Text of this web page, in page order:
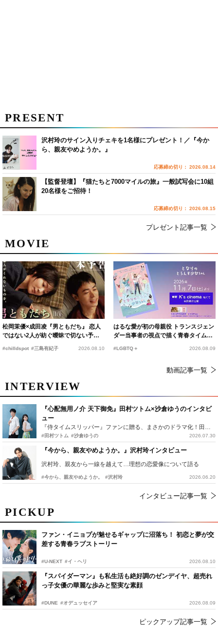
PICKUP
ファン・イニョプが魅せるギャップに沼落ち！ 初恋と夢が交
差する青春ラブストーリー
#U-NEXT #イ・ヘリ 2026.08.10
『スパイダーマン』も私生活も絶好調のゼンデイヤ、超売れ
っ子女優の華麗な歩みと堅実な素顔
#DUNE #オデュッセイア 2026.08.09
ピックアップ記事一覧
MOVIE
松岡茉優×成田凌『男ともだち』 恋人
ではない2人が紡ぐ曖昧で切ない予告
#chilldspot #三島有紀子 2026.08.10
はるな愛が初の母親役 トランスジェン
ダー当事者の視点で描く青春タイムス
#LGBTQ＋ 2026.08.09
動画記事一覧
INTERVIEW
『心配無用ノ介 天下御免』田村ツトム×沙倉ゆうのインタビ
ュー
『侍タイムスリッパー』ファンに贈る、まさかのドラマ化！田村ツトム×沙倉ゆうのが語る『心配無用ノ介』撮影秘話
#田村ツトム #沙倉ゆうの 2026.07.30
『今から、親友やめようか。』沢村玲インタビュー
沢村玲、親友から一線を越えて…理想の恋愛像について語る
#今から、親友やめようか。 #沢村玲 2026.06.20
インタビュー記事一覧
PRESENT
沢村玲のサイン入りチェキを1名様にプレゼント！／『今か
ら、親友やめようか。』
応募締め切り： 2026.08.14
【監督登壇】『猫たちと7000マイルの旅』一般試写会に10組
20名様をご招待！
応募締め切り： 2026.08.15
プレゼント記事一覧